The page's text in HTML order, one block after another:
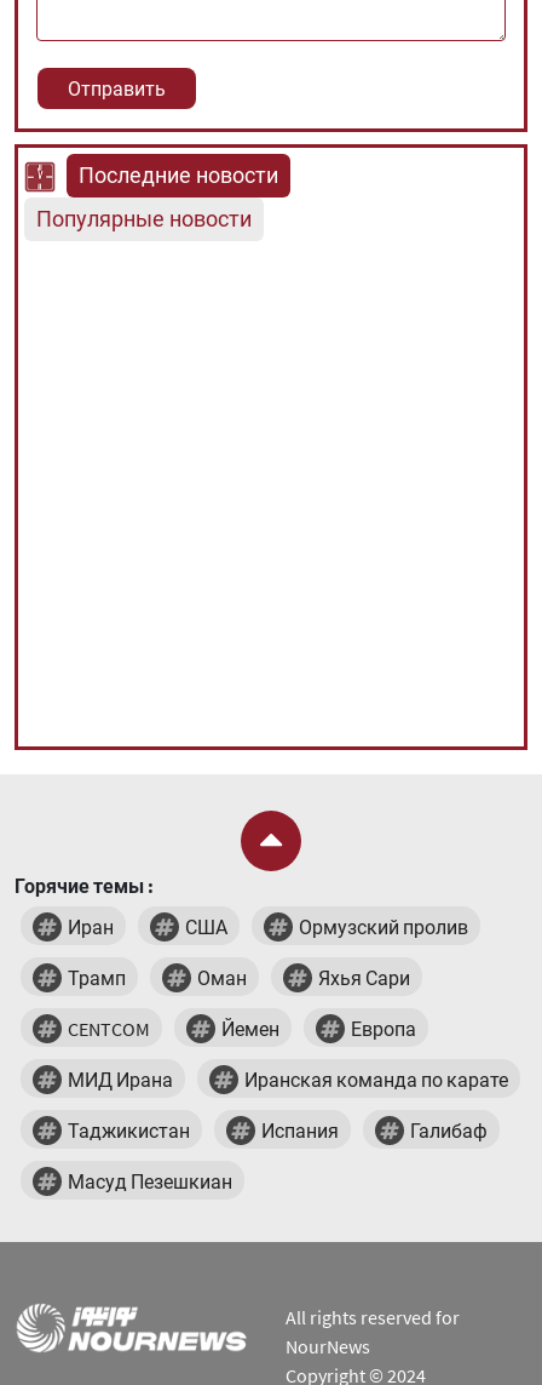
Последние новости
Популярные новости
Горячие темы :
Иран
США Ормузский пролив
Трамп Оман Яхья Сари
CENTCOM Йемен Европа
МИД Ирана Иранская команда по карате
Таджикистан Испания Галибаф
Масуд Пезешкиан
All rights reserved for
NourNews
Copyright © 2024